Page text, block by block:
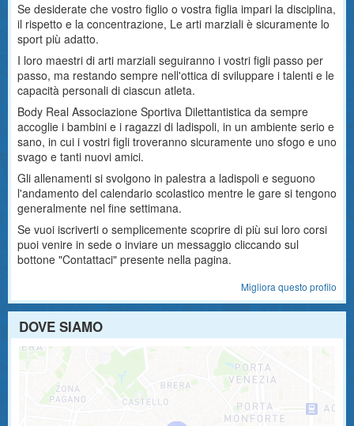
Se desiderate che vostro figlio o vostra figlia impari la disciplina,
il rispetto e la concentrazione, Le arti marziali è sicuramente lo
sport più adatto.
I loro maestri di arti marziali seguiranno i vostri figli passo per
passo, ma restando sempre nell'ottica di sviluppare i talenti e le
capacità personali di ciascun atleta.
Body Real Associazione Sportiva Dilettantistica da sempre
accoglie i bambini e i ragazzi di ladispoli, in un ambiente serio e
sano, in cui i vostri figli troveranno sicuramente uno sfogo e uno
svago e tanti nuovi amici.
Gli allenamenti si svolgono in palestra a ladispoli e seguono
l'andamento del calendario scolastico mentre le gare si tengono
generalmente nel fine settimana.
Se vuoi iscriverti o semplicemente scoprire di più sui loro corsi
puoi venire in sede o inviare un messaggio cliccando sul
bottone "Contattaci" presente nella pagina.
Migliora questo profilo
DOVE SIAMO